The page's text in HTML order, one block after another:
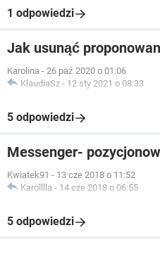
1 odpowiedzi
Jak usunąć
Karolina - 26 paź 2020 o 01:06
KlaudiaSz - 12 sty 2021 o 08:33
5 odpowiedzi
Messenger-
Kwiatek91 - 13 cze 2018 o 11:52
Karolllla - 14 cze 2018 o 06:55
5 odpowiedzi